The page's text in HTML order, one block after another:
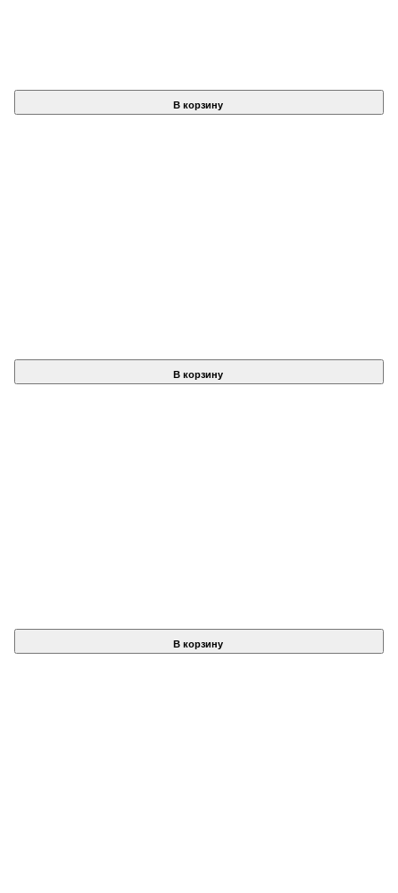
В корзину
В корзину
В корзину